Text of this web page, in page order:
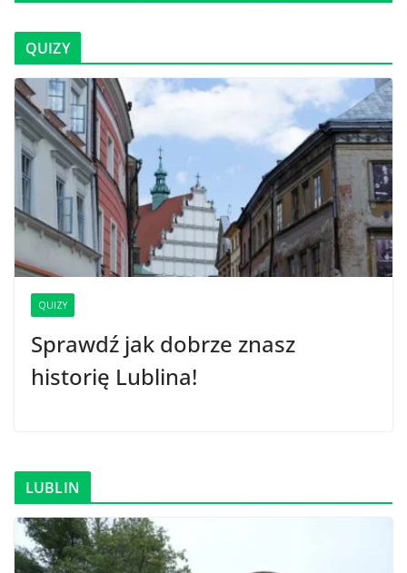
QUIZY
QUIZY
Sprawdź jak dobrze znasz
historię Lublina!
LUBLIN